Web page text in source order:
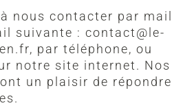
à nous contacter par mail
suivante : contact@le-
par téléphone, ou
notre site internet. Nos
un plaisir de répondre